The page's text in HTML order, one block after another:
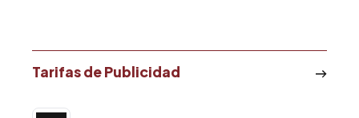
Tarifas de Publicidad